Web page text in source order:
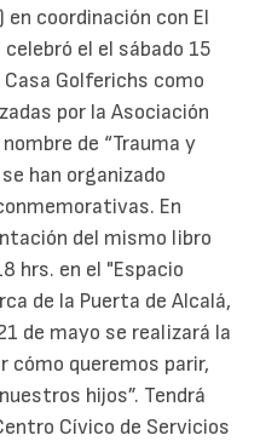
coordinación con El
el el sábado 15
Golferichs como
por la Asociación
de “Trauma y
han organizado
En
del mismo libro
hrs. en el "Espacio
de la Puerta de Alcalá,
de mayo se realizará la
cómo queremos parir,
hijos”. Tendrá
Cívico de Servicios